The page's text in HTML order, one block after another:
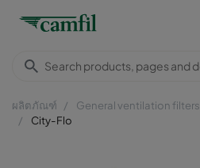
ผลิตภัณฑ์ General ventilation filters
City-Flo